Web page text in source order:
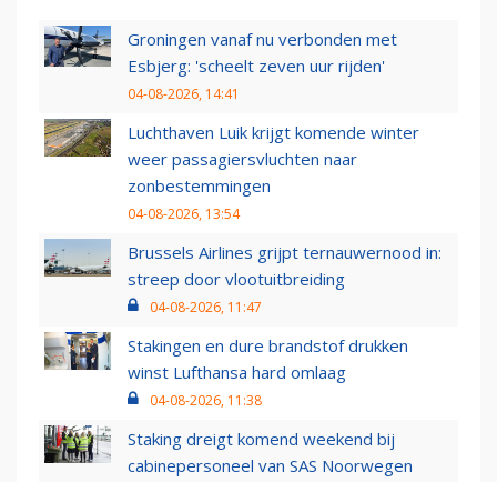
Groningen vanaf nu verbonden met
Esbjerg: 'scheelt zeven uur rijden'
04-08-2026, 14:41
Luchthaven Luik krijgt komende winter
weer passagiersvluchten naar
zonbestemmingen
04-08-2026, 13:54
Brussels Airlines grijpt ternauwernood in:
streep door vlootuitbreiding
04-08-2026, 11:47
Stakingen en dure brandstof drukken
winst Lufthansa hard omlaag
04-08-2026, 11:38
Staking dreigt komend weekend bij
cabinepersoneel van SAS Noorwegen